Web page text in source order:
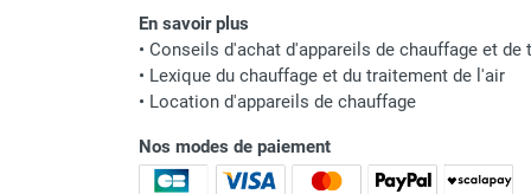
suspendu
Réglette et cassette rayonnante
Chauffage tube radiant et radiant
lumineux au gaz
Chauffage radiant tube suspendu
au gaz
En savoir plus
• Conseils d'achat d'appareils de chauffage et de
• Lexique du chauffage et du traitement de l'air
• Location d'appareils de chauffage
Nos modes de paiement